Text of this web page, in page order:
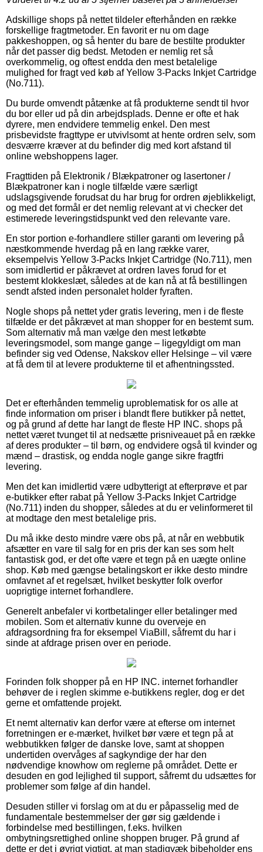
Adskillige shops på nettet tildeler efterhånden en række
forskellige fragtmetoder. En favorit er nu om dage
pakkeshoppen, og så henter du bare de bestilte produkter
når det passer dig bedst. Metoden er nemlig ret så
overkommelig, og oftest endda den mest betalelige
mulighed for fragt ved køb af Yellow 3-Packs Inkjet Cartridge
(No.711).
Du burde omvendt påtænke at få produkterne sendt til hvor
du bor eller ud på din arbejdsplads. Denne er ofte et hak
dyrere, men endvidere temmelig enkel. Den mest
prisbevidste fragttype er utvivlsomt at hente ordren selv, som
desværre kræver at du befinder dig med kort afstand til
online webshoppens lager.
Fragttiden på Elektronik / Blækpatroner og lasertoner /
Blækpatroner kan i nogle tilfælde være særligt
udslagsgivende forudsat du har brug for ordren øjeblikkeligt,
og med det formål er det nemlig relevant at vi checker det
estimerede leveringstidspunkt ved den relevante vare.
En stor portion e-forhandlere stiller garanti om levering på
næstkommende hverdag på en lang række varer,
eksempelvis Yellow 3-Packs Inkjet Cartridge (No.711), men
som imidlertid er påkrævet at ordren laves forud for et
bestemt klokkeslæt, således at de kan nå at få bestillingen
sendt afsted inden personalet holder fyraften.
Nogle shops på nettet yder gratis levering, men i de fleste
tilfælde er det påkrævet at man shopper for en bestemt sum.
Som alternativ må man vælge den mest letkøbte
leveringsmodel, som mange gange – ligegyldigt om man
befinder sig ved Odense, Nakskov eller Helsinge – vil være
at få dem til at levere produkterne til et afhentningssted.
Det er efterhånden temmelig uproblematisk for os alle at
finde information om priser i blandt flere butikker på nettet,
og på grund af dette har langt de fleste HP INC. shops på
nettet været tvunget til at nedsætte prisniveauet på en række
af deres produkter – til børn, og endvidere også til kvinder og
mænd – drastisk, og endda nogle gange sikre fragtfri
levering.
Men det kan imidlertid være udbytterigt at efterprøve et par
e-butikker efter rabat på Yellow 3-Packs Inkjet Cartridge
(No.711) inden du shopper, således at du er velinformeret til
at modtage den mest betalelige pris.
Du må ikke desto mindre være obs på, at når en webbutik
afsætter en vare til salg for en pris der kan ses som helt
fantastisk god, er det ofte være et tegn på en uægte online
shop. Køb med gængse betalingskort er ikke desto mindre
omfavnet af et regelsæt, hvilket beskytter folk overfor
uoprigtige internet forhandlere.
Generelt anbefaler vi kortbetalinger eller betalinger med
mobilen. Som et alternativ kunne du overveje en
afdragsordning fra for eksempel ViaBill, såfremt du har i
sinde at afdrage prisen over en periode.
Forinden folk shopper på en HP INC. internet forhandler
behøver de i reglen skimme e-butikkens regler, dog er det
gerne et omfattende projekt.
Et nemt alternativ kan derfor være at efterse om internet
forretningen er e-mærket, hvilket bør være et tegn på at
webbutikken følger de danske love, samt at shoppen
undertiden overvåges af sagkyndige der har den
nødvendige knowhow om reglerne på området. Dette er
desuden en god lejlighed til support, såfremt du udsættes for
problemer som følge af din handel.
Desuden stiller vi forslag om at du er påpasselig med de
fundamentale bestemmelser der gør sig gældende i
forbindelse med bestillingen, f.eks. hvilken
ombytningsrettighed online shoppen bruger. På grund af
dette er det i øvrigt vigtigt, at man stadigvæk bibeholder ens